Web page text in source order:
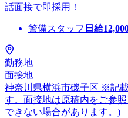
話面接で即採用！
警備スタッフ 日給
勤務地
面接地
神奈川県横浜市磯子区 ※記
す。面接地は原稿内をご参
できない場合があります。)